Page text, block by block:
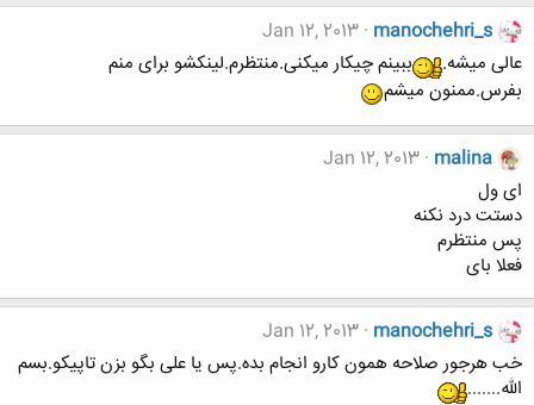
manochehri_s
Jan 12, 2013
عالی میشه.
ببینم چیکار میکنی.منتظرم.لینکشو برای منم
بفرس.ممنون میشم
malina
Jan 12, 2013
ای ول
دستت درد نکنه
پس منتظرم
فعلا بای
manochehri_s
Jan 12, 2013
خب هرجور صلاحه همون کارو انجام بده.پس یا علی بگو بزن تاپیکو.بسم
الله.......